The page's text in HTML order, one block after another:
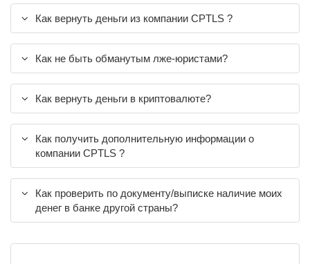
Как вернуть деньги из компании CPTLS ?
Как не быть обманутым лже-юристами?
Как вернуть деньги в криптовалюте?
Как получить дополнительную информации о
компании CPTLS ?
Как проверить по документу/выписке наличие моих
денег в банке другой страны?